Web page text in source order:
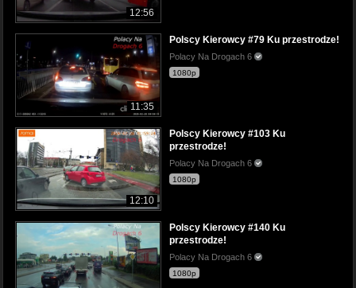
12:56
11:35
Polscy Kierowcy #79 Ku przestrodze!
Polacy Na Drogach 6
1080p
12:10
Polscy Kierowcy #103 Ku
przestrodze!
Polacy Na Drogach 6
1080p
Polscy Kierowcy #140 Ku
przestrodze!
Polacy Na Drogach 6
1080p